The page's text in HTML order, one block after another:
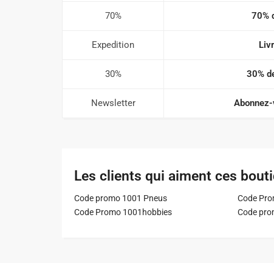
70% 70%
Expedition
30% 30%
Newsletter
Les clients qui aiment ces
Code promo 1001 Pneus Code
Code Promo 1001hobbies
Code